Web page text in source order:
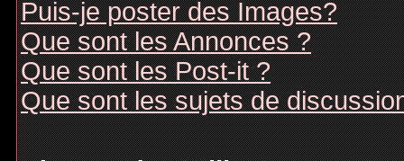
Puis-je poster des Images?
Que sont les Annonces ?
Que sont les Post-it ?
Que sont les sujets de